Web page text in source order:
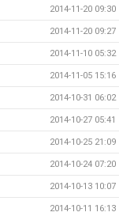
2014-11-20 09:30
2014-11-20 09:27
2014-11-10 05:32
2014-11-05 15:16
2014-10-31 06:02
2014-10-27 05:41
2014-10-25 21:09
2014-10-24 07:20
2014-10-13 10:07
2014-10-11 16:13